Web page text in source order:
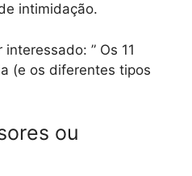
intimidação.
” Os 11
(e os diferentes tipos
ou